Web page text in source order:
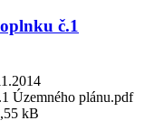
č.1
Územného plánu.pdf
kB